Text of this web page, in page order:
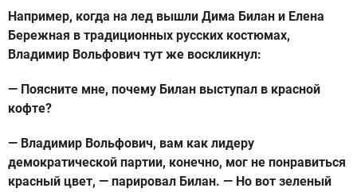
Например, когда на лед вышли Дима Билан и Елена
Бережная в традиционных русских костюмах,
Владимир Вольфович тут же воскликнул:
— Поясните мне, почему Билан выступал в красной
кофте?
— Владимир Вольфович, вам как лидеру
демократической партии, конечно, мог не понравиться
красный цвет, — парировал Билан. — Но вот зеленый